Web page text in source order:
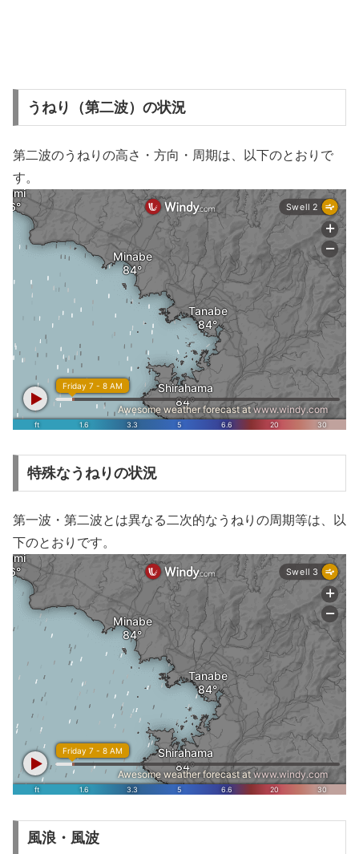
うねり（第二波）の状況
第二波のうねりの高さ・方向・周期は、以下のとおりで
す。
特殊なうねりの状況
第一波・第二波とは異なる二次的なうねりの周期等は、以
下のとおりです。
風浪・風波